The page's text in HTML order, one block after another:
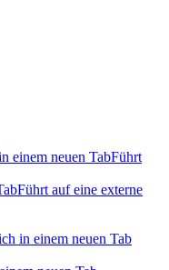
einem neuen TabFührt
Führt auf eine externe
in einem neuen Tab